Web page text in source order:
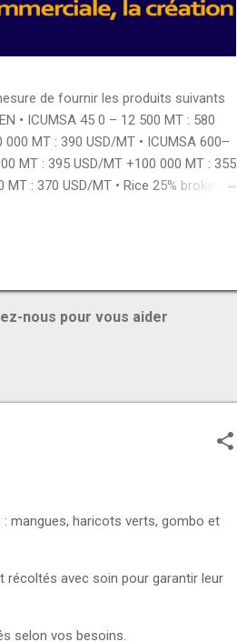
de fournir les produits suivants
• ICUMSA 45 0 – 12 500 MT : 580
MT : 390 USD/MT • ICUMSA 600–
MT : 395 USD/MT +100 000 MT : 355
: 370 USD/MT • Rice 25% broken 0
MT • Brazilian chicken thigh : 3150
MT • Whole milk powder : 2775
nous pour vous aider
mangues, haricots verts, gombo et
récoltés avec soin pour garantir leur
selon vos besoins.